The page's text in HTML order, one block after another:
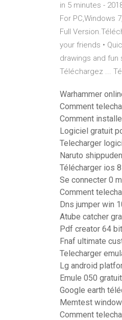
in 5 minutes -
For PC,Windows
Full
your friends •
drawings and
Téléchargez ...
Warhammer
Comment
Comment
Logiciel gratuit
Telecharger
Naruto
Télécharger ios
Se connecter 0
Comment
Dns jumper win
Atube catcher
Pdf creator 64
Fnaf ultimate
Telecharger
Lg android
Emule 050
Google earth
Memtest
Comment